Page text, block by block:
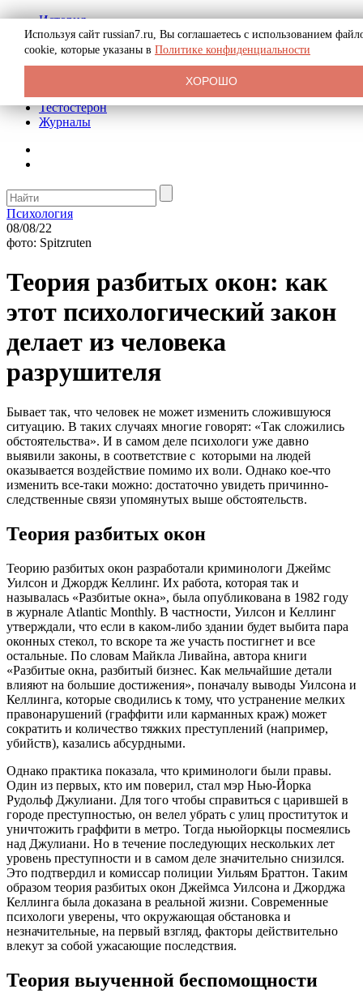
История
Биография
Криминал
Реклама на сайте
Тестостерон
Журналы
Психология
08/08/22
фото: Spitzruten
Теория разбитых окон: как
этот психологический закон
делает из человека
разрушителя
Бывает так, что человек не может изменить сложившуюся
ситуацию. В таких случаях многие говорят: «Так сложились
обстоятельства». И в самом деле психологи уже давно
выявили законы, в соответствие с которыми на людей
оказывается воздействие помимо их воли. Однако кое-что
изменить все-таки можно: достаточно увидеть причинно-
следственные связи упомянутых выше обстоятельств.
Теория разбитых окон
Теорию разбитых окон разработали криминологи Джеймс
Уилсон и Джордж Келлинг. Их работа, которая так и
называлась «Разбитые окна», была опубликована в 1982 году
в журнале Atlantic Monthly. В частности, Уилсон и Келлинг
утверждали, что если в каком-либо здании будет выбита пара
оконных стекол, то вскоре та же участь постигнет и все
остальные. По словам Майкла Ливайна, автора книги
«Разбитые окна, разбитый бизнес. Как мельчайшие детали
влияют на большие достижения», поначалу выводы Уилсона и
Келлинга, которые сводились к тому, что устранение мелких
правонарушений (граффити или карманных краж) может
сократить и количество тяжких преступлений (например,
убийств), казались абсурдными.
Однако практика показала, что криминологи были правы.
Один из первых, кто им поверил, стал мэр Нью-Йорка
Рудольф Джулиани. Для того чтобы справиться с царившей в
городе преступностью, он велел убрать с улиц проституток и
уничтожить граффити в метро. Тогда ньюйоркцы посмеялись
над Джулиани. Но в течение последующих нескольких лет
уровень преступности и в самом деле значительно снизился.
Это подтвердил и комиссар полиции Уильям Браттон. Таким
образом теория разбитых окон Джеймса Уилсона и Джорджа
Келлинга была доказана в реальной жизни. Современные
психологи уверены, что окружающая обстановка и
незначительные, на первый взгляд, факторы действительно
влекут за собой ужасающие последствия.
Теория выученной беспомощности
Используя сайт russian7.ru, Вы соглашаетесь с использованием
cookie, которые указаны в Политике конфиденциальности
ХОРОШО